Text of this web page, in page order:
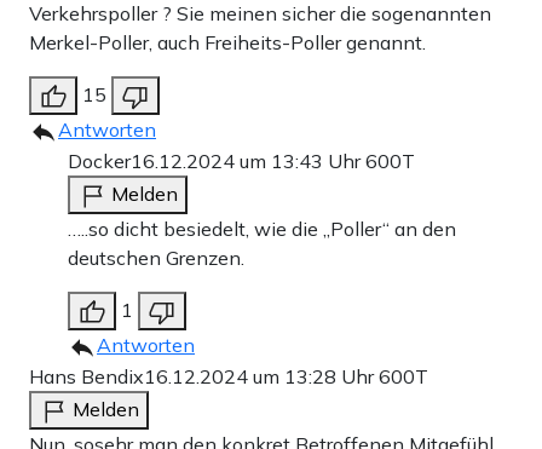
Verkehrspoller ? Sie meinen sicher die sogenannten
Merkel-Poller, auch Freiheits-Poller genannt.
15
Antworten
Docker16.12.2024 um 13:43 Uhr600T
Melden
…..so dicht besiedelt, wie die „Poller“ an den
deutschen Grenzen.
1
Antworten
Hans Bendix16.12.2024 um 13:28 Uhr600T
Melden